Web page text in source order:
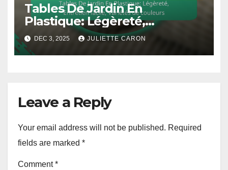
Tables De Jardin En
Plastique: Légèreté,
Entretien facile, Variétés de
couleurs
DEC 3, 2025 JULIETTE CARON
Leave a Reply
Your email address will not be published. Required
fields are marked *
Comment*